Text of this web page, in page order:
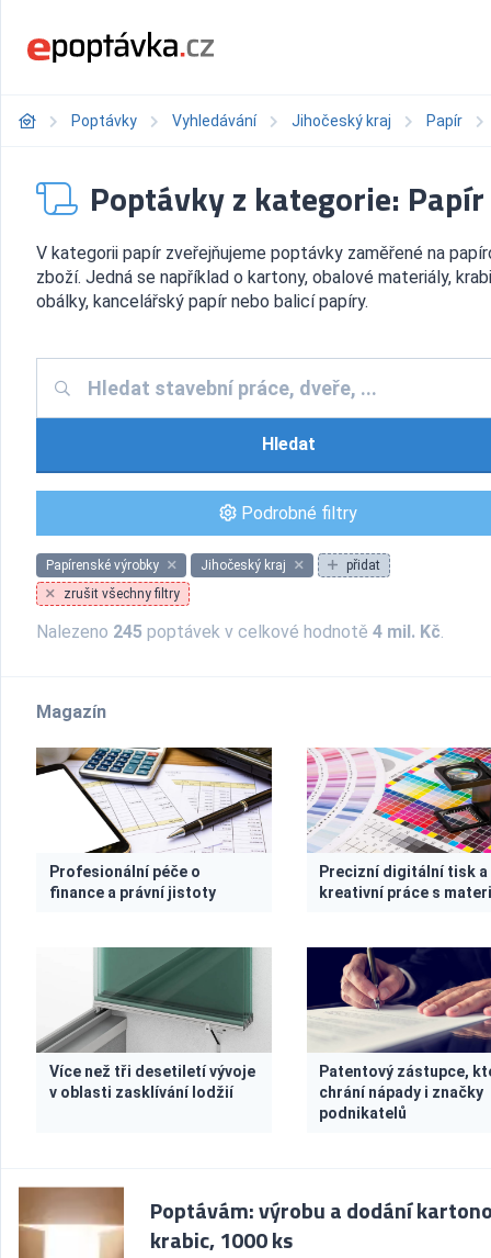
Poptávky Vyhledávání Jihočeský kraj Papír
Poptávky z kategorie: Papír
V kategorii papír zveřejňujeme poptávky zaměřené na
zboží. Jedná se například o kartony, obalové materiály,
obálky, kancelářský papír nebo balicí papíry.
Hledat
Podrobné filtry
Papírenské výrobky Jihočeský kraj
přidat
zrušit všechny filtry
Nalezeno 245 poptávek v celkové hodnotě 4 mil. Kč.
Magazín
Profesionální péče o
finance a právní jistoty
Precizní digitální tisk a
kreativní práce s
Více než tři desetiletí vývoje
v oblasti zasklívání lodžií
Patentový zástupce,
chrání nápady i značky
podnikatelů
Poptávám: výrobu a dodání
krabic, 1000 ks